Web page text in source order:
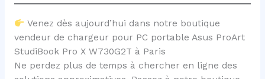
Venez dès aujourd’hui dans notre boutique
vendeur de chargeur pour PC portable Asus ProArt
StudiBook Pro X W730G2T à Paris
Ne perdez plus de temps à chercher en ligne des